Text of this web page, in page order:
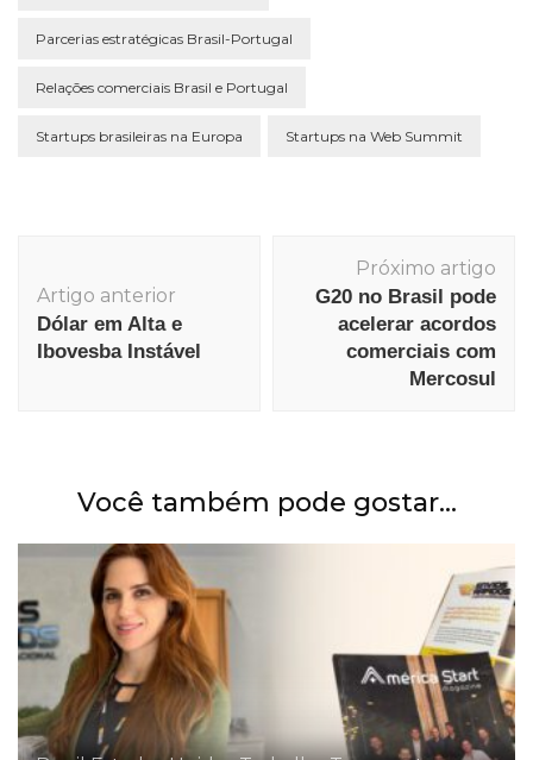
Parcerias estratégicas Brasil-Portugal
Relações comerciais Brasil e Portugal
Startups brasileiras na Europa Startups na Web Summit
de
post
Artigo anterior
Dólar em Alta e
Ibovesba Instável
Próximo artigo
G20 no Brasil pode
acelerar acordos
comerciais com
Mercosul
Você também pode gostar...